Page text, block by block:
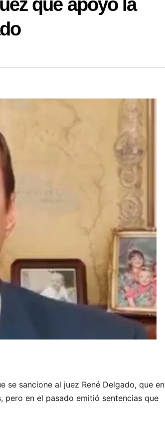
que apoyó la
sancione al juez René Delgado, que en
en el pasado emitió sentencias que